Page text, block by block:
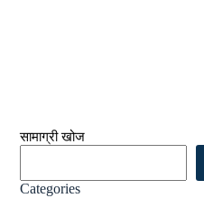
सामाग्री खोज
Categories